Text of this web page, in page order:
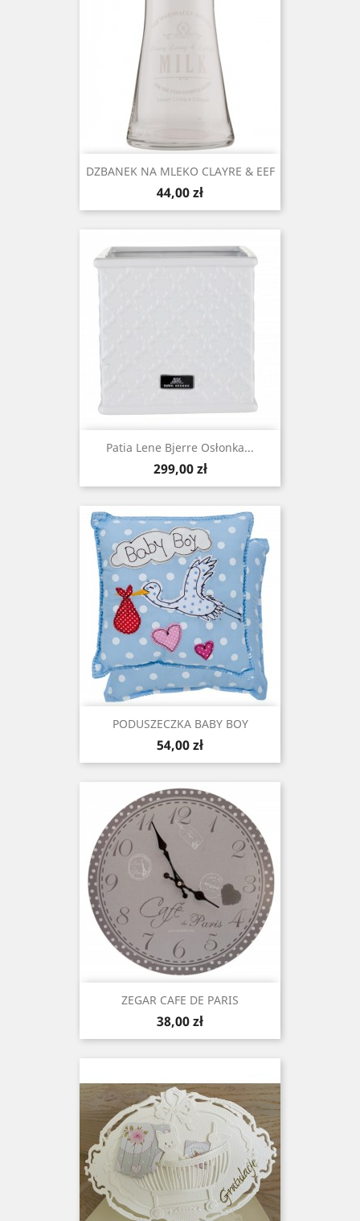
DZBANEK NA MLEKO CLAYRE & EEF
Cena
44,00 zł
Patia Lene Bjerre Osłonka...
Cena
299,00 zł
PODUSZECZKA BABY BOY
Cena
54,00 zł
ZEGAR CAFE DE PARIS
Cena
38,00 zł